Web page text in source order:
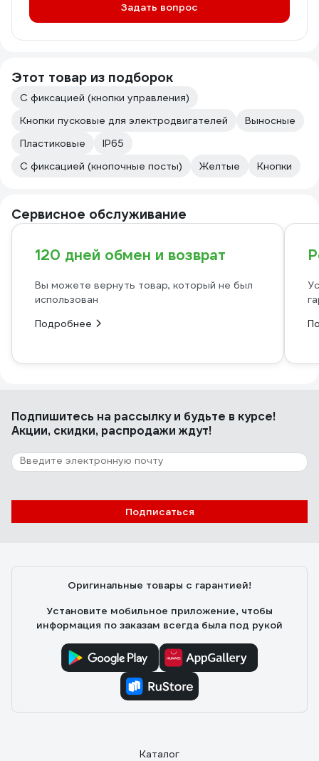
Задать вопрос
Этот товар из подборок
С фиксацией (кнопки управления)
Кнопки пусковые для электродвигателей
Выносные
Пластиковые
IP65
С фиксацией (кнопочные посты)
Желтые Кнопки
Сервисное обслуживание
120 дней обмен и возврат
Вы можете вернуть товар, который не был
использован
Подробнее
Подпишитесь на рассылкуи будьте в курсе!
Акции, скидки, распродажи ждут!
Подписаться
Оригинальные товары с гарантией!
Установите мобильное приложение, чтобы
информация по заказам всегда была под рукой
Каталог